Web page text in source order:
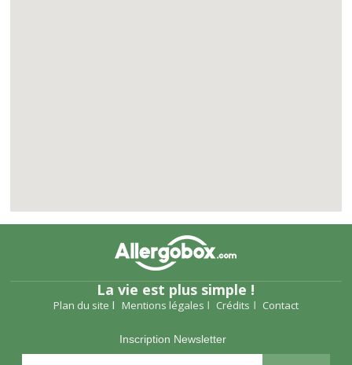
La vie est plus simple !
Plan du site Mentions légales Crédits Contact
Inscription Newsletter